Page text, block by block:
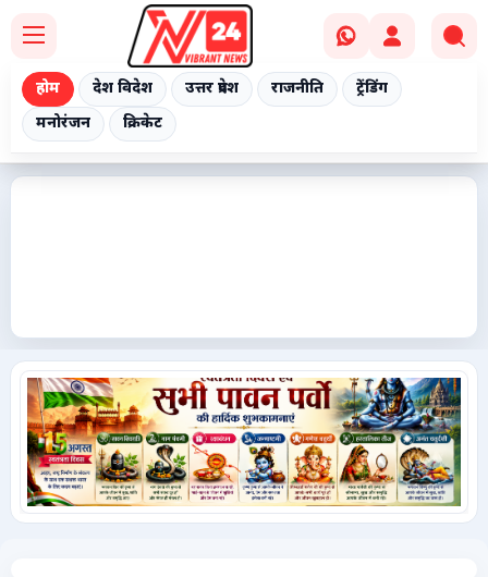
होम देश विदेश उत्तर प्रदेश राजनीति
ट्रेंडिंग
मनोरंजन
क्रिकेट
ट्रेंडिंग
मनोरंजन
क्रिकेट